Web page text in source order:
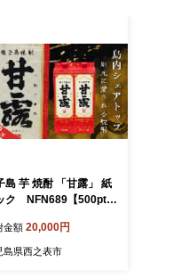
島 芋 焼酎 「甘露」 紙
ク NFN689【500pt】
芋焼酎 本格いも焼酎 お
り ロック 水割り 25度
金額 20,000円
島県西之表市